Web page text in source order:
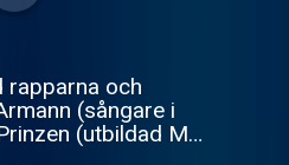
rapparna och
(sångare i
(utbildad MC)